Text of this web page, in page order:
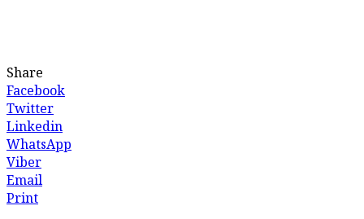
Share
Facebook
Twitter
Linkedin
WhatsApp
Viber
Email
Print